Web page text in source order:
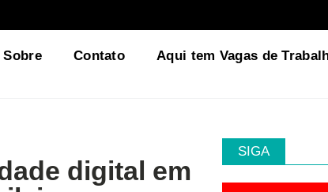
Sobre Contato Aqui tem Vagas de
digital em
SIGA